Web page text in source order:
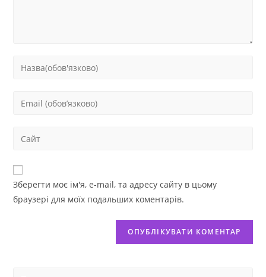
Зберегти моє ім'я, e-mail, та адресу сайту в цьому
браузері для моїх подальших коментарів.